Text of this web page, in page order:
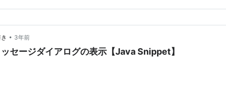
• 3年前
セージダイアログの表示【Java Snippet】